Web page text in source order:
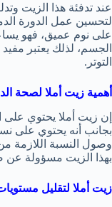
عند تدفئة هذا الزيت
لتحسين عمل الدورة
على نوم عميق، فهو
الجسم، لذلك يعتبر
التوتر.
أهمية زيت أملا لصحة
إن زيت أملا يحتوي على
بجانب أنه يحتوي على
وصول النسبة اللازمة
بهذا الزيت مسؤولة عن
زيت أملا لتقليل